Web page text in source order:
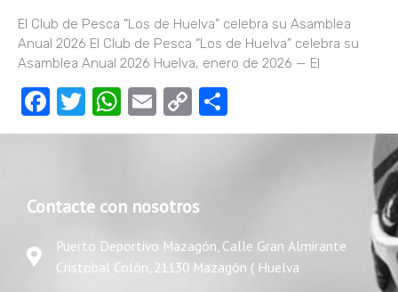
El Club de Pesca “Los de Huelva” celebra su Asamblea
Anual 2026 El Club de Pesca “Los de Huelva” celebra su
Asamblea Anual 2026 Huelva, enero de 2026 — El
Facebook
Twitter
WhatsApp
Email
Copy
Link
Contacte con nosotros
Puerto Deportivo Mazagón, Calle Gran Almirante
Cristobal Colón, 21130 Mazagón ( Huelva